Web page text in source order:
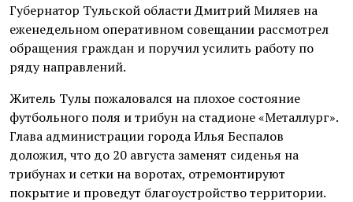
Губернатор Тульской области Дмитрий Миляев на
еженедельном оперативном совещании рассмотрел
обращения граждан и поручил усилить работу по
ряду направлений.
Житель Тулы пожаловался на плохое состояние
футбольного поля и трибун на стадионе «Металлург».
Глава администрации города Илья Беспалов
доложил, что до 20 августа заменят сиденья на
трибунах и сетки на воротах, отремонтируют
покрытие и проведут благоустройство территории.